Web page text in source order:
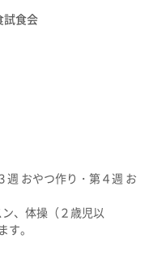
食会
週 おやつ作り・第４週 お
、体操（２歳児以
す。